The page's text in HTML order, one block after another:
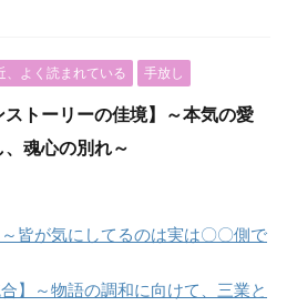
、よく読まれている 手放し
ストーリーの佳境】～本気の愛
魂心の別れ～
～皆が気にしてるのは実は〇〇側で
合】～物語の調和に向けて、三業と